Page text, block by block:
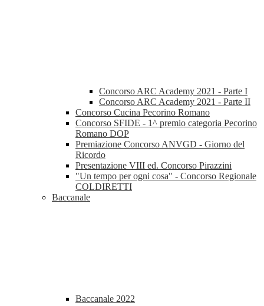
Concorso ARC Academy 2021 - Parte I
Concorso ARC Academy 2021 - Parte II
Concorso Cucina Pecorino Romano
Concorso SFIDE - 1^ premio categoria Pecorino
Romano DOP
Premiazione Concorso ANVGD - Giorno del
Ricordo
Presentazione VIII ed. Concorso Pirazzini
"Un tempo per ogni cosa" - Concorso Regionale
COLDIRETTI
Baccanale
Baccanale 2022